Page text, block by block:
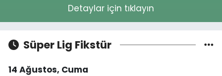
Detaylar için tıklayın
Süper Lig Fikstür
14 Ağustos, Cuma